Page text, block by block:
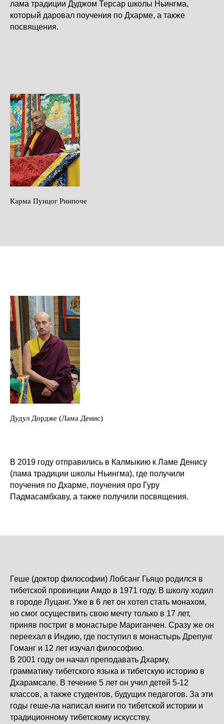
лама традиции Дуджом Терсар школы Ньингма,
который даровал поучения по Дхарме, а также
посвящения.
Карма Пунцог Ринпоче
Дудул Дордже (Лама Денис)
В 2019 году отправились в Калмыкию к Ламе Денису
(лама традиции школы Ньингма), где получили
поучения по Дхарме, поучения про Гуру
Падмасамбхаву, а также получили посвящения.
Геше (доктор философии) Лобсанг Гьяцо родился в
тибетской провинции Амдо в 1971 году. В школу ходил
в городе Луцанг. Уже в 6 лет он хотел стать монахом,
но смог осуществить свою мечту только в 17 лет,
приняв постриг в монастыре Мариганчен. Сразу же он
переехал в Индию, где поступил в монастырь Дрепунг
Гоманг и 12 лет изучал философию.
В 2001 году он начал преподавать Дхарму,
грамматику тибетского языка и тибетскую историю в
Дхарамсале. В течение 5 лет он учил детей 5-12
классов, а также студентов, будущих педагогов. За эти
годы геше-ла написал книги по тибетской истории и
традиционному тибетскому искусству.